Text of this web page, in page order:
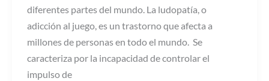
diferentes partes del mundo. La ludopatía, o
adicción al juego, es un trastorno que afecta a
millones de personas en todo el mundo. Se
caracteriza por la incapacidad de controlar el
impulso de